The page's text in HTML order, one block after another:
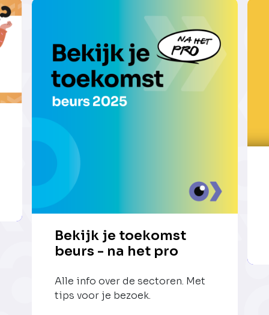
Bekijk je toekomst
beurs - na het pro
Alle info over de sectoren. Met
tips voor je bezoek.